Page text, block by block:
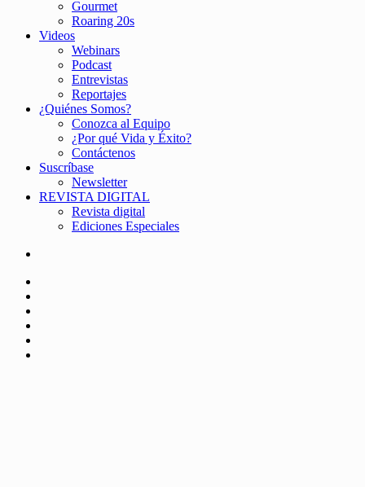
Gourmet
Roaring 20s
Videos
Webinars
Podcast
Entrevistas
Reportajes
¿Quiénes Somos?
Conozca al Equipo
¿Por qué Vida y Éxito?
Contáctenos
Suscríbase
Newsletter
REVISTA DIGITAL
Revista digital
Ediciones Especiales